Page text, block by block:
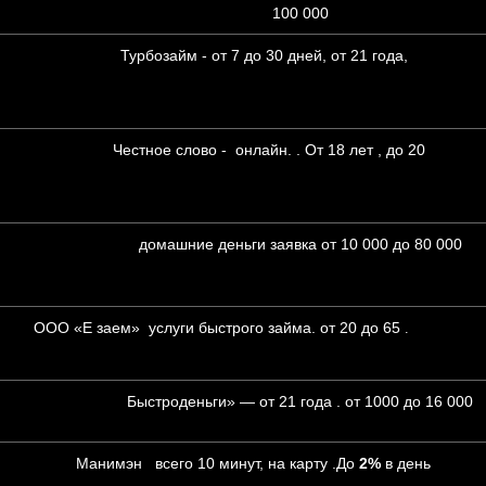
100 000
Турбозайм - от 7 до 30 дней, от 21 года,
Честное слово - онлайн. . От 18 лет , до 20
домашние деньги заявка от 10 000 до 80 000
«Е заем» услуги быстрого займа. от 20 до 65 .
Быстроденьги» — от 21 года . от 1000 до 16 000
Манимэн всего 10 минут, на карту .До 2% в день